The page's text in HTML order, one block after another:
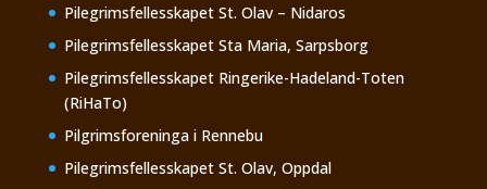
Pilegrimsfellesskapet St. Olav – Nidaros
Pilegrimsfellesskapet Sta Maria, Sarpsborg
Pilegrimsfellesskapet Ringerike-Hadeland-Toten
(RiHaTo)
Pilgrimsforeninga i Rennebu
Pilegrimsfellesskapet St. Olav, Oppdal